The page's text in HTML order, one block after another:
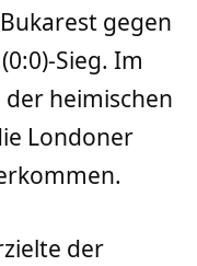
gegen
Sieg. Im
der heimischen
Londoner
der